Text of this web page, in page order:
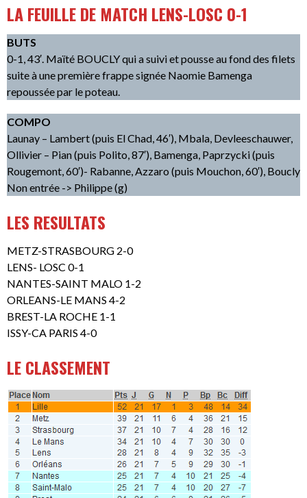
LA FEUILLE DE MATCH LENS-LOSC 0-1
BUTS
0-1, 43′. Maïté BOUCLY qui a suivi et pousse au fond des filets
suite à une première frappe signée Naomie Bamenga
repoussée par le poteau.
COMPO
Launay – Lambert (puis El Chad, 46′), Mbala, Devleeschauwer,
Ollivier – Pian (puis Polito, 87′), Bamenga, Paprzycki (puis
Rougemont, 60′)- Rabanne, Azzaro (puis Mouchon, 60′), Boucly
Non entrée -> Philippe (g)
LES RESULTATS
METZ-STRASBOURG 2-0
LENS- LOSC 0-1
NANTES-SAINT MALO 1-2
ORLEANS-LE MANS 4-2
BREST-LA ROCHE 1-1
ISSY-CA PARIS 4-0
LE CLASSEMENT